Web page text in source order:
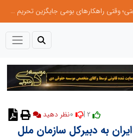
مدیران خلاق و تاب آوری صنعتی؛ وقتی راهکارهای بومی جایگزین تحریم میشود
نظر دهید
به دبیرکل سازمان ملل